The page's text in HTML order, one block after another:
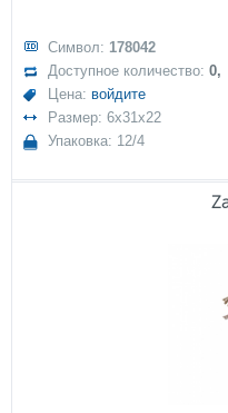
Символ: 178042
Доступное количество:0,
Цена: войдите
Размер: 6x31x22
Упаковка: 12/4